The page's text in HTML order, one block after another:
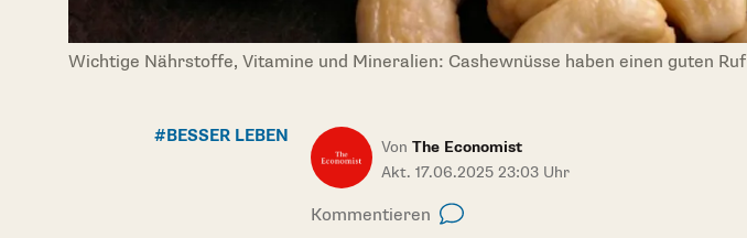
Wichtige Nährstoffe, Vitamine und Mineralien: Cashewnüsse haben einen guten Ruf
#BESSER LEBEN
Von The Economist
Akt. 17.06.2025 23:03 Uhr
Kommentieren